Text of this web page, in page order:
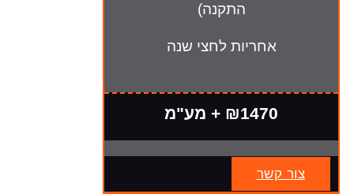
התקנה)
אחריות לחצי שנה
₪1470 + מע"מ
צור קשר